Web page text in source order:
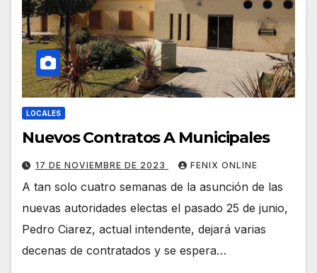
LOCALES
Nuevos Contratos A Municipales
17 DE NOVIEMBRE DE 2023 FENIX ONLINE
A tan solo cuatro semanas de la asunción de las
nuevas autoridades electas el pasado 25 de junio,
Pedro Ciarez, actual intendente, dejará varias
decenas de contratados y se espera…